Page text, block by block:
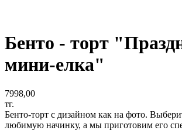
Бенто - торт
мини-елка"
7998,00
тг.
Бенто-торт с дизайном как на фото.
любимую начинку, а мы приготовим его